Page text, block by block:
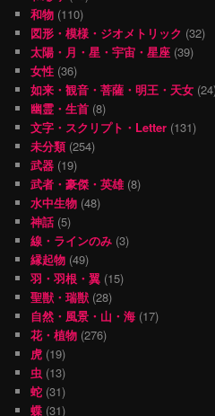
和物 (110)
図形・模様・ジオメトリック (32)
太陽・月・星・宇宙・星座 (39)
女性 (36)
如来・観音・菩薩・明王・天女
幽霊・生首 (8)
文字・スクリプト・Letter (131)
未分類(254)
武器 (19)
武者・豪傑・英雄(8)
水中生物 (48)
神話 (5)
線・ラインのみ (3)
縁起物 (49)
羽・羽根・翼 (15)
聖獣・瑞獣 (28)
自然・風景・山・海 (17)
花・植物 (276)
虎 (19)
虫 (13)
蛇 (31)
蝶 (31)